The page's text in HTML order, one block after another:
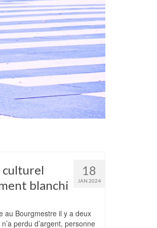
18
JAN 2024
culturel
blanchi
au Bourgmestre il y a deux
perdu d’argent, personne